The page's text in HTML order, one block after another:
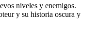
niveles y enemigos.
y su historia oscura y